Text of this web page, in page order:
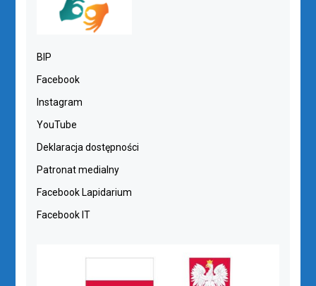
BIP
Facebook
Instagram
YouTube
Deklaracja dostępności
Patronat medialny
Facebook Lapidarium
Facebook IT